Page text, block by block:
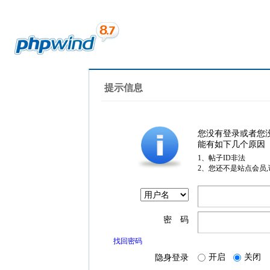
提示信息
您没有登录或者您
能有如下几个原因
1、帖子ID非法
2、您还不是站点会员
密 码
找回密码
隐身登录 开启 关闭